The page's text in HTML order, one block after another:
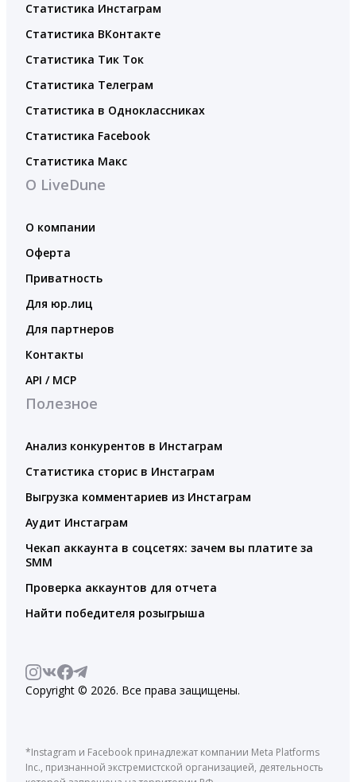
Статистика Инстаграм
Статистика ВКонтакте
Статистика Тик Ток
Статистика Телеграм
Статистика в Одноклассниках
Статистика Facebook
Статистика Макс
О LiveDune
О компании
Оферта
Приватность
Для юр.лиц
Для партнеров
Контакты
API / MCP
Полезное
Анализ конкурентов в Инстаграм
Статистика сторис в Инстаграм
Выгрузка комментариев из Инстаграм
Аудит Инстаграм
Чекап аккаунта в соцсетях: зачем вы платите за
SMM
Проверка аккаунтов для отчета
Найти победителя розыгрыша
Copyright © 2026. Все права защищены.
*Instagram и Facebook принадлежат компании Meta Platforms
Inc., признанной экстремистской организацией, деятельность